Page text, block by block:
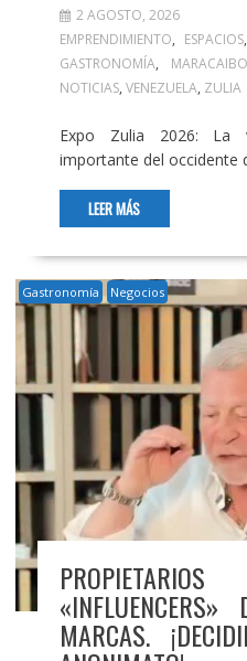
2 AGOSTO, 2026
EMPRENDIMIENTO, ESPACIOS,
GASTRONOMÍA, MARACAIBO
NOTICIAS, VENEZUELA, ZULIA
Expo Zulia 2026: La
importante del occidente
LEER MÁS
Gastronomía Negocios
MARCAS.